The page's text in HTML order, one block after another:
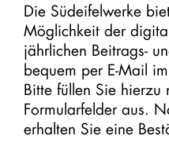
Die Südeifelwerke
Möglichkeit der
jährlichen Beitrags-
bequem per E-Mail im
Bitte füllen Sie hierzu
Formularfelder aus.
erhalten Sie eine